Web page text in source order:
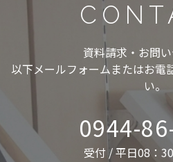
資料請求・お問
以下メールフォームまたはお電
い。
0944-
受付 / 平日08：